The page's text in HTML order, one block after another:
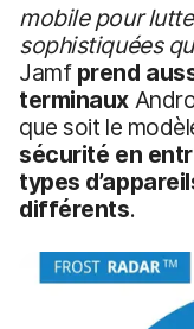
mobile pour
sophistiquées
Jamf prend
terminaux
que soit le
sécurité en
types
différents.